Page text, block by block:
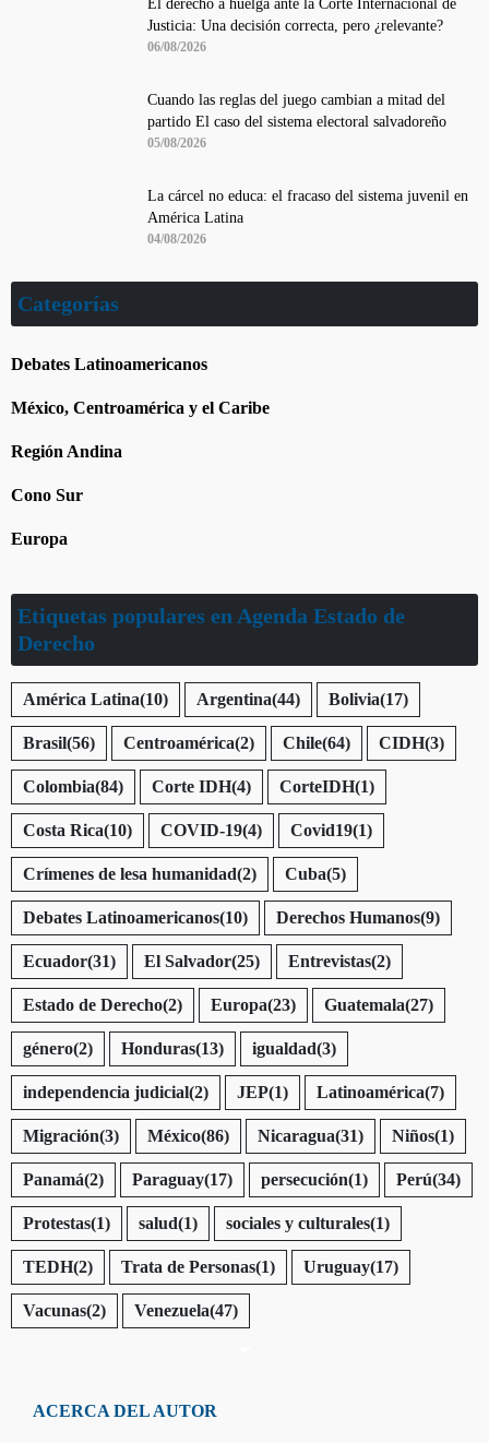
El derecho a huelga ante la Corte Internacional de
Justicia: Una decisión correcta, pero ¿relevante?
06/08/2026
Cuando las reglas del juego cambian a mitad del
partido El caso del sistema electoral salvadoreño
05/08/2026
La cárcel no educa: el fracaso del sistema juvenil en
América Latina
04/08/2026
Categorías
Debates Latinoamericanos
México, Centroamérica y el Caribe
Región Andina
Cono Sur
Europa
Etiquetas populares en Agenda Estado de
Derecho
América Latina(10) Argentina(44) Bolivia(17)
Brasil(56) Centroamérica(2) Chile(64) CIDH(3)
Colombia(84) Corte IDH(4) CorteIDH(1)
Costa Rica(10) COVID-19(4) Covid19(1)
Crímenes de lesa humanidad(2) Cuba(5)
Debates Latinoamericanos(10) Derechos Humanos(9)
Ecuador(31) El Salvador(25) Entrevistas(2)
Estado de Derecho(2) Europa(23) Guatemala(27)
género(2) Honduras(13) igualdad(3)
independencia judicial(2) JEP(1) Latinoamérica(7)
Migración(3) México(86) Nicaragua(31) Niños(1)
Panamá(2) Paraguay(17) persecución(1) Perú(34)
Protestas(1) salud(1) sociales y culturales(1)
TEDH(2) Trata de Personas(1) Uruguay(17)
Vacunas(2) Venezuela(47)
ACERCA DEL AUTOR